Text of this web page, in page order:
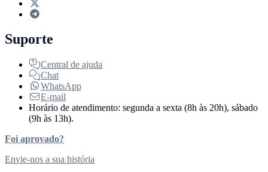
Suporte
Central de ajuda
Chat
WhatsApp
E-mail
Horário de atendimento: segunda a sexta (8h às 20h), sábado
(9h às 13h).
Foi aprovado?
Envie-nos a sua história